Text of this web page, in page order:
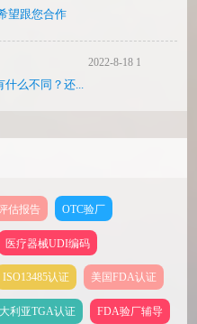
望跟您合作
2022-8-18 17:47
什么不同？还...
估报告 OTC验厂
医疗器械UDI编码
ISO13485认证 美国FDA认证
利亚TGA认证 FDA验厂辅导